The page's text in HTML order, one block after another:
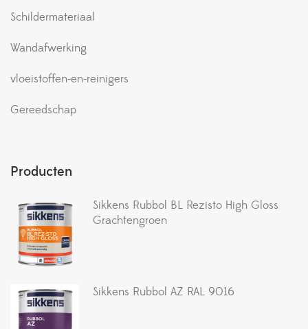
Schildermateriaal
Wandafwerking
vloeistoffen-en-reinigers
Gereedschap
Producten
Sikkens Rubbol BL Rezisto High Gloss
Grachtengroen
Sikkens Rubbol AZ RAL 9016